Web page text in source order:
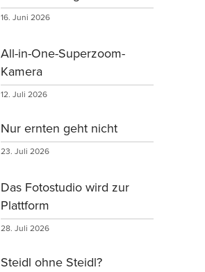
16. Juni 2026
All-in-One-Superzoom-
Kamera
12. Juli 2026
Nur ernten geht nicht
23. Juli 2026
Das Fotostudio wird zur
Plattform
28. Juli 2026
Steidl ohne Steidl?